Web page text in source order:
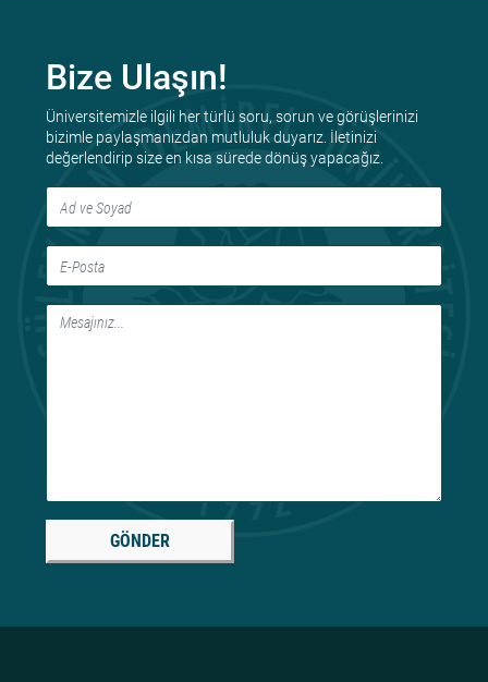
Bize Ulaşın!
Üniversitemizle ilgili her türlü soru, sorun ve görüşlerinizi
bizimle paylaşmanızdan mutluluk duyarız. İletinizi
değerlendirip size en kısa sürede dönüş yapacağız.
GÖNDER